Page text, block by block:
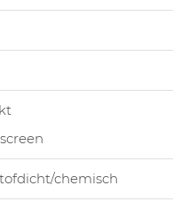
chemisch